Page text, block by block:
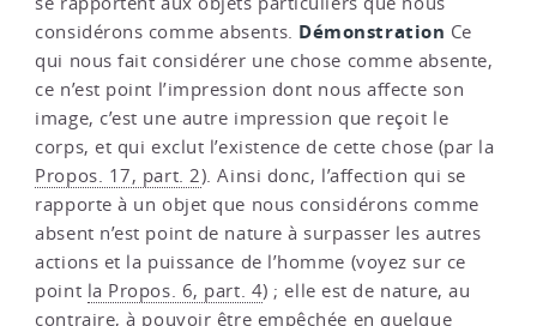
considérons comme absents. Démonstration Ce
qui nous fait considérer une chose comme absente,
ce n’est point l’impression dont nous affecte son
image, c’est une autre impression que reçoit le
corps, et qui exclut l’existence de cette chose (par la
Propos. 17, part. 2). Ainsi donc, l’affection qui se
rapporte à un objet que nous considérons comme
absent n’est point de nature à surpasser les autres
actions et la puissance de l’homme (voyez sur ce
point la Propos. 6, part. 4) ; elle est de nature, au
contraire, à pouvoir être empêchée en quelque